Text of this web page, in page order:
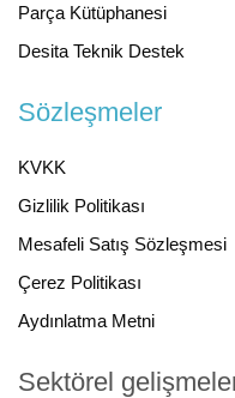
Parça Kütüphanesi
Desita Teknik Destek
Sözleşmeler
KVKK
Gizlilik Politikası
Mesafeli Satış Sözleşmesi
Çerez Politikası
Aydınlatma Metni
Sektörel